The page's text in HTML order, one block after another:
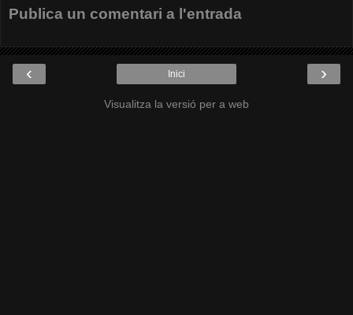
Publica un comentari a l'entrada
‹ ›
Inici
Visualitza la versió per a web